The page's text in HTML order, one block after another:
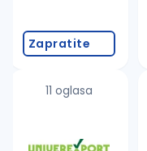
Zapratite
11 oglasa